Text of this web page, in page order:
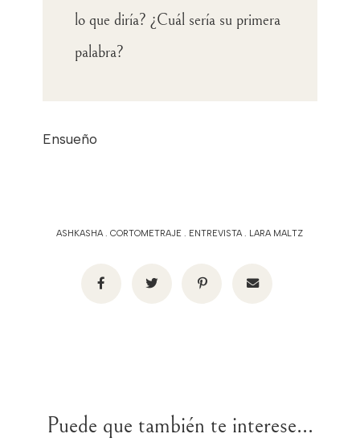
lo que diría? ¿Cuál sería su primera
palabra?
Ensueño
ASHKASHA.CORTOMETRAJE . ENTREVISTA. LARA MALTZ
Puede que también te interese...